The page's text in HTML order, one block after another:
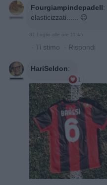
Fourgiampindepadell:
elasticizzati...... 😉
· Ti stimo · Rispondi
HariSeldon:
1